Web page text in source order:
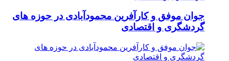
جوان موفق و کارآفرین محمودآبادی در حوزه های
گردشگری و اقتصادی